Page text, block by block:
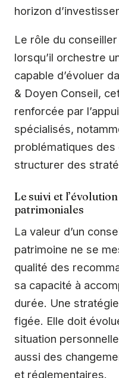
horizon
Le rôle du
lorsqu’il orchestre
capable d’évoluer
& Doyen Conseil,
renforcée par
spécialisés,
problématiques
structurer des
Le suivi et
patrimoniales
La valeur d’un
patrimoine ne se
qualité des
sa capacité à
durée. Une
figée. Elle doit
situation
aussi des
et réglementaires.